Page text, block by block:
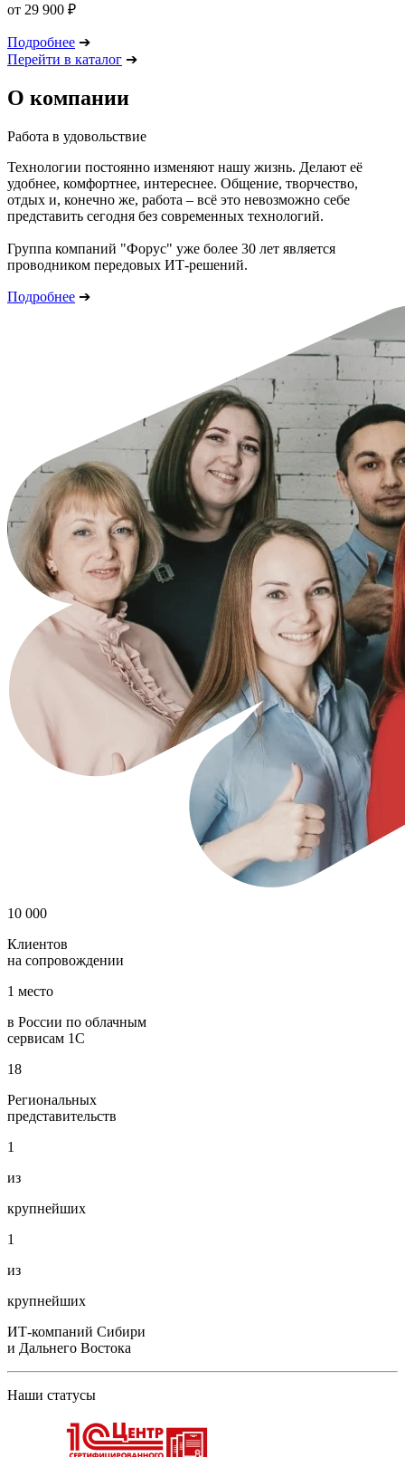
от 29 900 ₽
Подробнее ➔
Перейти в каталог ➔
О компании
Работа в удовольствие
Технологии постоянно изменяют нашу жизнь. Делают её
удобнее, комфортнее, интереснее. Общение, творчество,
отдых и, конечно же, работа – всё это невозможно себе
представить сегодня без современных технологий.
Группа компаний "Форус" уже более 30 лет является
проводником передовых ИТ-решений.
Подробнее ➔
10 000
Клиентов
на сопровождении
1 место
в Росcии по облачным
сервисам 1С
18
Региональных
представительств
1
из
крупнейших
1
из
крупнейших
ИТ-компаний Сибири
и Дальнего Востока
Наши статусы